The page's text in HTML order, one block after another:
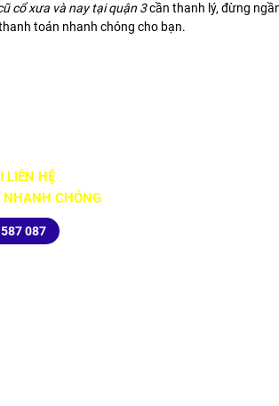
cổ xưa và nay tại quận 3cần thanh lý, đừng
toán nhanh chóng cho bạn.
LIÊN HỆ
CHÓNG
087